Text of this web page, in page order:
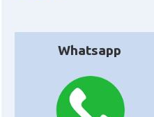
Whatsapp